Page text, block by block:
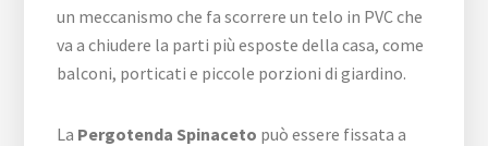
un meccanismo che fa scorrere un telo in PVC che
va a chiudere la parti più esposte della casa, come
balconi, porticati e piccole porzioni di giardino.
La Pergotenda Spinaceto può essere fissata a